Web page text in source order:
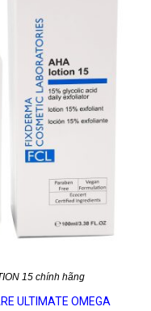
15 chính hãng
ULTIMATE OMEGA